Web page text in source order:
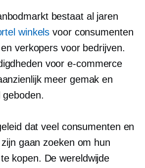
bestaat al jaren
winkels voor consumenten
verkopers voor bedrijven.
voor e-commerce
meer gemak en
geboden.
dat veel consumenten en
gaan zoeken om hun
kopen. De wereldwijde